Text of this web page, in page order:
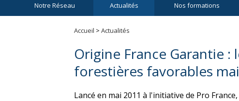
Notre Réseau Actualités Nos formations
Accueil > Actualités
Origine France Garantie :
forestières favorables
Lancé en mai 2011 à l'initiative de Pro France,